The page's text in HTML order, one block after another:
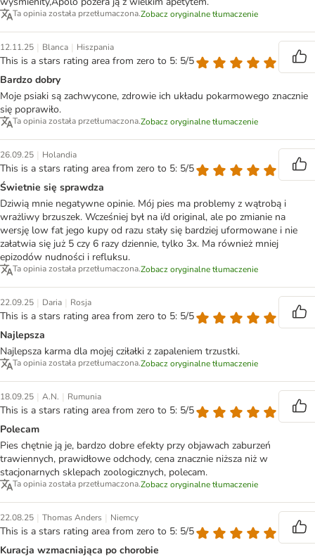
Ta opinia została przetłumaczona.Zobacz oryginalne tłumaczenie
12.11.25 | Blanca | Hiszpania
This is a stars rating area from zero to 5: 5/5
Bardzo dobry
Moje psiaki są zachwycone, zdrowie ich układu pokarmowego znacznie
się poprawiło.
Ta opinia została przetłumaczona.Zobacz oryginalne tłumaczenie
26.09.25 | Holandia
This is a stars rating area from zero to 5: 5/5
Świetnie się sprawdza
Dziwią mnie negatywne opinie. Mój pies ma problemy z wątrobą i
wrażliwy brzuszek. Wcześniej był na i/d original, ale po zmianie na
wersję low fat jego kupy od razu stały się bardziej uformowane i nie
załatwia się już 5 czy 6 razy dziennie, tylko 3x. Ma również mniej
epizodów nudności i refluksu.
Ta opinia została przetłumaczona.Zobacz oryginalne tłumaczenie
22.09.25 | Daria | Rosja
This is a stars rating area from zero to 5: 5/5
Najlepsza
Najlepsza karma dla mojej cziłałki z zapaleniem trzustki.
Ta opinia została przetłumaczona.Zobacz oryginalne tłumaczenie
18.09.25 | A.N. | Rumunia
This is a stars rating area from zero to 5: 5/5
Polecam
Pies chętnie ją je, bardzo dobre efekty przy objawach zaburzeń
trawiennych, prawidłowe odchody, cena znacznie niższa niż w
stacjonarnych sklepach zoologicznych, polecam.
Ta opinia została przetłumaczona.Zobacz oryginalne tłumaczenie
22.08.25 | Thomas Anders | Niemcy
This is a stars rating area from zero to 5: 5/5
Kuracja wzmacniająca po chorobie